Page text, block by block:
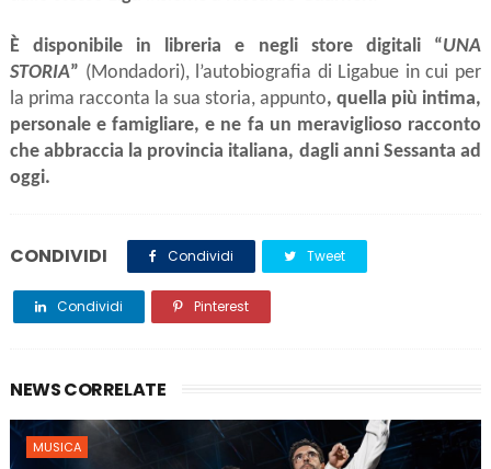
È disponibile in libreria e negli store digitali “UNA
STORIA” (Mondadori), l’autobiografia di Ligabue in cui per
la prima racconta la sua storia, appunto, quella più intima,
personale e famigliare, e ne fa un meraviglioso racconto
che abbraccia la provincia italiana, dagli anni Sessanta ad
oggi.
CONDIVIDI Condividi Tweet
Condividi Pinterest
NEWS CORRELATE
MUSICA